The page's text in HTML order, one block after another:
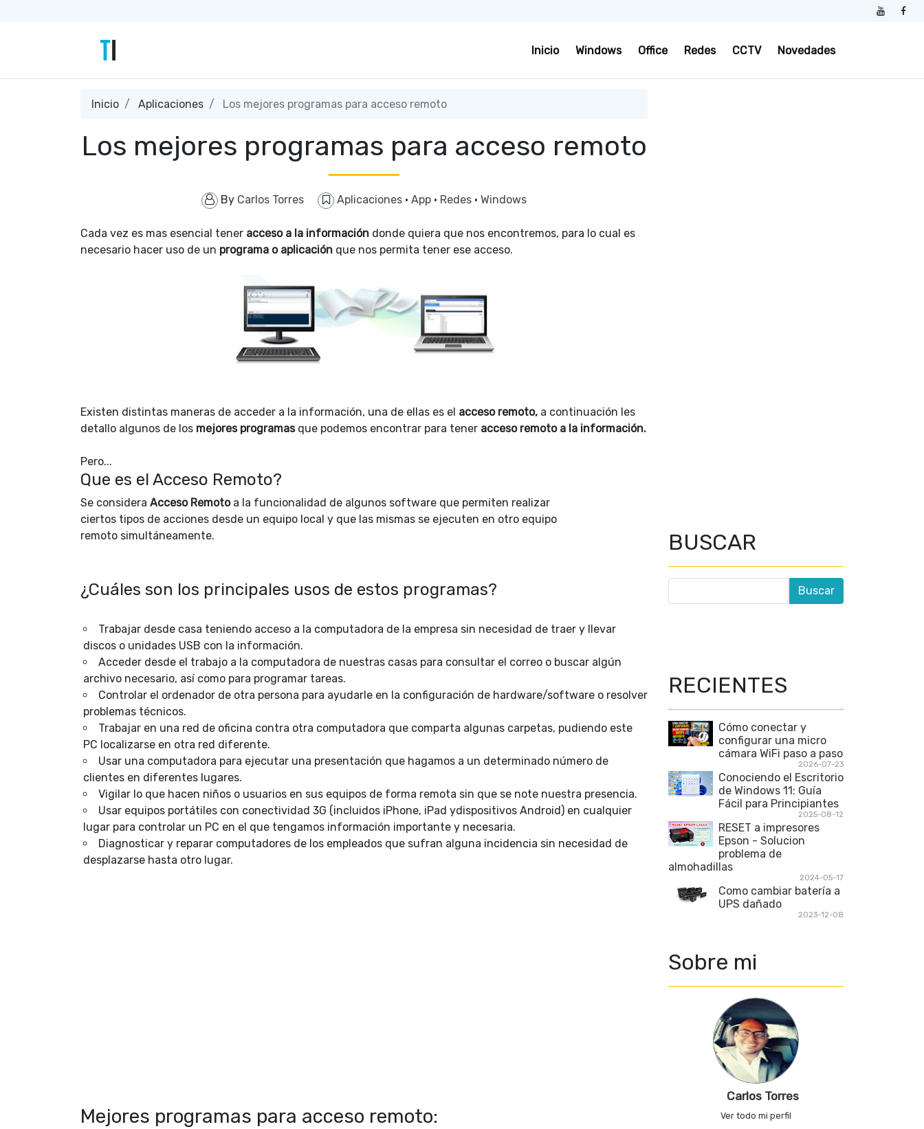
Inicio Windows Office Redes CCTV Novedades
Inicio Aplicaciones Los mejores programas para acceso remoto
Los mejores programas para acceso remoto
By Carlos Torres Aplicaciones · App · Redes · Windows
Cada vez es mas esencial tener acceso a la información donde quiera que nos encontremos, para lo cual es
necesario hacer uso de un programa o aplicación que nos permita tener ese acceso.
Existen distintas maneras de acceder a la información, una de ellas es el acceso remoto, a continuación les
detallo algunos de los mejores programasque podemos encontrar para tener acceso remoto a la información.
Pero...
Que es el Acceso Remoto?
Se considera Acceso Remotoa la funcionalidad de algunos software que permiten realizar
ciertos tipos de acciones desde un equipo local y que las mismas se ejecuten en otro equipo
remoto simultáneamente.
¿Cuáles son los principales usos de estos programas?
Trabajar desde casa teniendo acceso a la computadora de la empresa sin necesidad de traer y llevar
discos o unidades USB con la información.
Acceder desde el trabajo a la computadora de nuestras casas para consultar el correo o buscar algún
archivo necesario, así como para programar tareas.
Controlar el ordenador de otra persona para ayudarle en la configuración de hardware/software o resolver
problemas técnicos.
Trabajar en una red de oficina contra otra computadora que comparta algunas carpetas, pudiendo este
PC localizarse en otra red diferente.
Usar una computadora para ejecutar una presentación que hagamos a un determinado número de
clientes en diferentes lugares.
Vigilar lo que hacen niños o usuarios en sus equipos de forma remota sin que se note nuestra presencia.
Usar equipos portátiles con conectividad 3G (incluidos iPhone, iPad ydispositivos Android) en cualquier
lugar para controlar un PC en el que tengamos información importante y necesaria.
Diagnosticar y reparar computadores de los empleados que sufran alguna incidencia sin necesidad de
desplazarse hasta otro lugar.
Mejores programas para acceso remoto:
BUSCAR
RECIENTES
Cómo conectar y
configurar una micro
cámara WiFi paso a paso
2026-07-23
Conociendo el Escritorio
de Windows 11: Guía
Fácil para Principiantes
2025-08-12
RESET a impresores
Epson - Solucion
problema de
almohadillas
2024-05-17
Como cambiar batería a
UPS dañado
2023-12-08
Sobre mi
Carlos Torres
Ver todo mi perfil